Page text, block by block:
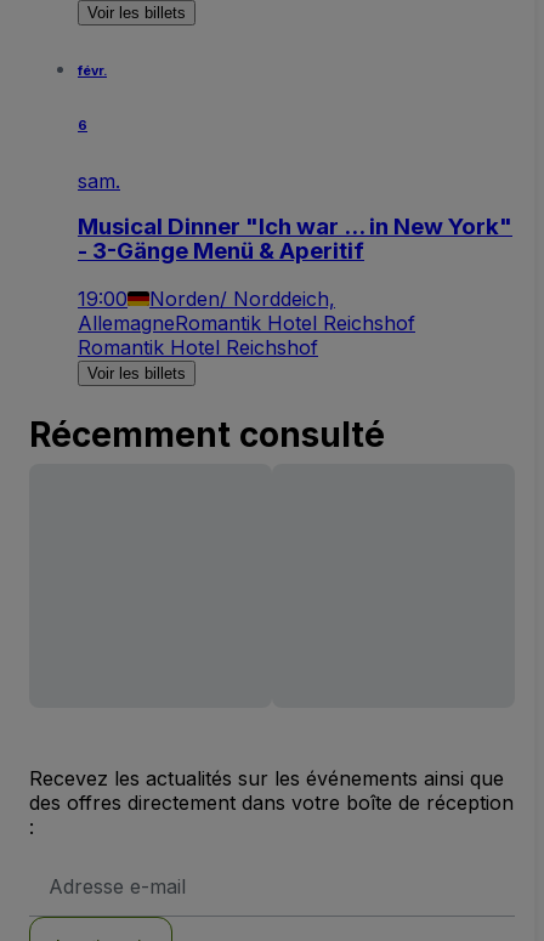
Voir les billets
févr.
6
sam.
Musical Dinner "Ich war ... in New York"
- 3-Gänge Menü & Aperitif
19:00
Norden/ Norddeich,
AllemagneRomantik Hotel Reichshof
Romantik Hotel Reichshof
Voir les billets
Récemment consulté
Recevez les actualités sur les événements ainsi que
des offres directement dans votre boîte de réception
:
e-